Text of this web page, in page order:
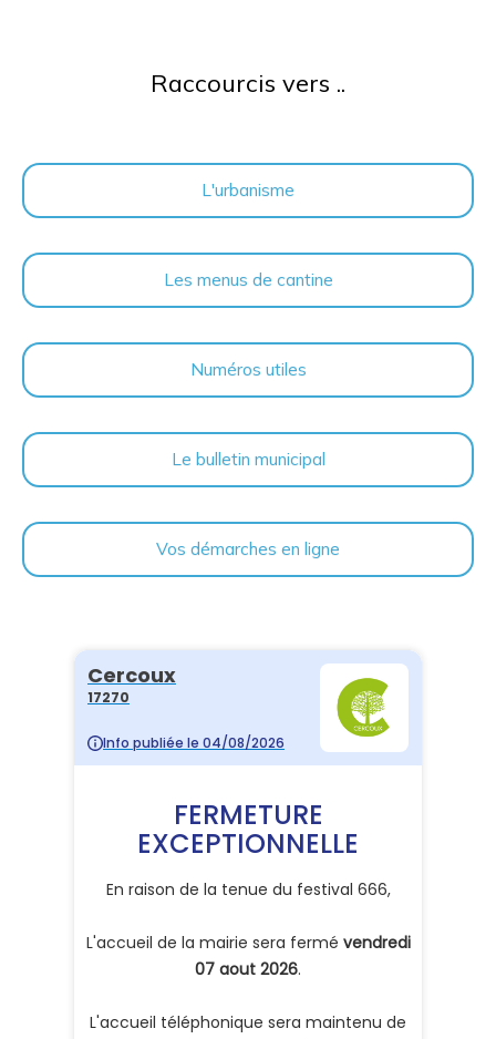
Raccourcis vers ..
L'urbanisme
Les menus de cantine
Numéros utiles
Le bulletin municipal
Vos démarches en ligne